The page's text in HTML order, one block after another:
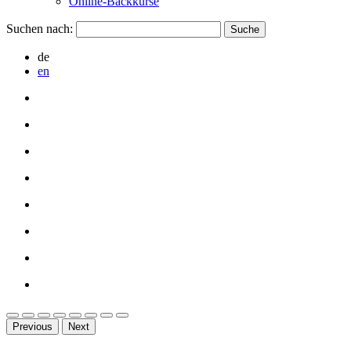
Suchen nach:
de
en
Previous Next